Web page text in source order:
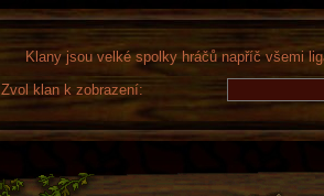
Klany jsou velké spolky hráčů napříč všemi
Zvol klan k zobrazení: